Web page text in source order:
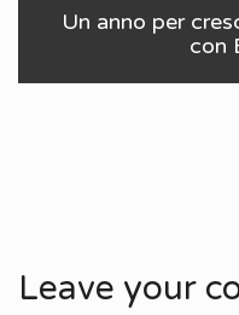
Un anno per
con
Leave your